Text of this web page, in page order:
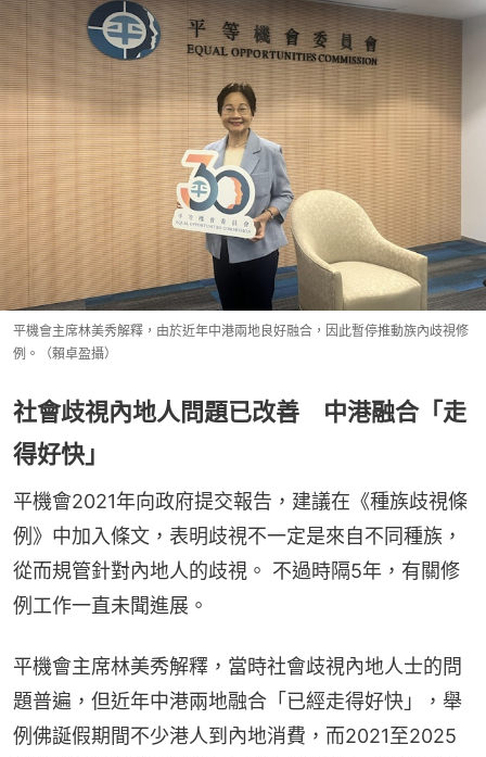
平機會主席林美秀解釋，由於近年中港兩地良好融合，因此暫停推動族內歧視修
例。（賴卓盈攝）
社會歧視內地人問題已改善 中港融合「走
得好快」
平機會2021年向政府提交報告，建議在《種族歧視條
例》中加入條文，表明歧視不一定是來自不同種族，
從而規管針對內地人的歧視。 不過時隔5年，有關修
例工作一直未聞進展。
平機會主席林美秀解釋，當時社會歧視內地人士的問
題普遍，但近年中港兩地融合「已經走得好快」，舉
例佛誕假期間不少港人到內地消費，而2021至2025